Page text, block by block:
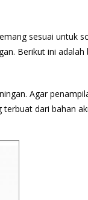
sesuai untuk
Berikut ini
Agar
dari bahan